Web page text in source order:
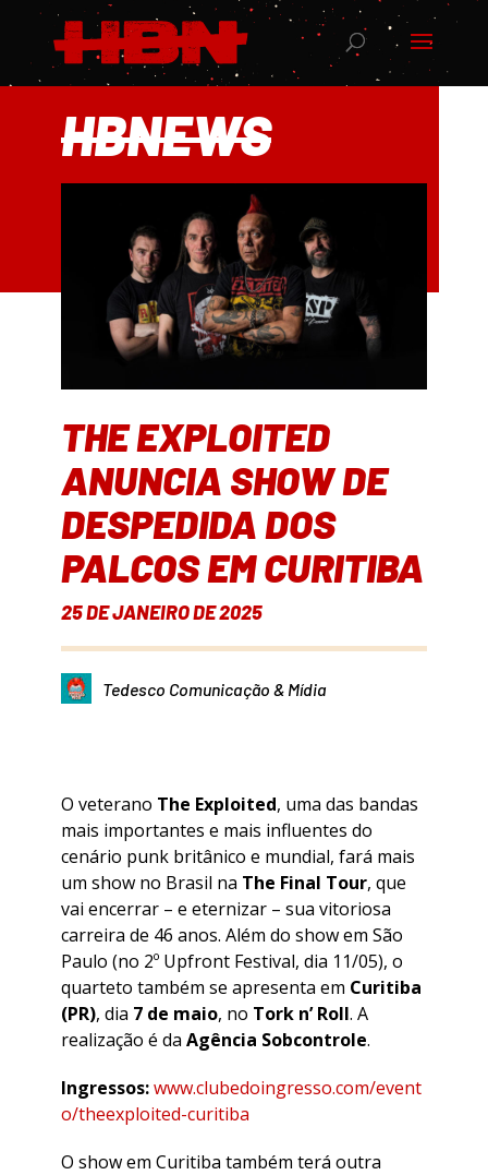
HBNEWS
THE EXPLOITED
ANUNCIA SHOW DE
DESPEDIDA DOS
PALCOS EM CURITIBA
25 DE JANEIRO DE 2025
Tedesco Comunicação & Mídia
O veterano The Exploited, uma das bandas
mais importantes e mais influentes do
cenário punk britânico e mundial, fará mais
um show no Brasil na The Final Tour, que
vai encerrar – e eternizar – sua vitoriosa
carreira de 46 anos. Além do show em São
Paulo (no 2º Upfront Festival, dia 11/05), o
quarteto também se apresenta em Curitiba
(PR), dia 7 de maio, no Tork n’ Roll. A
realização é da Agência Sobcontrole.
Ingressos:www.clubedoingresso.com/event
o/theexploited-curitiba
O show em Curitiba também terá outra